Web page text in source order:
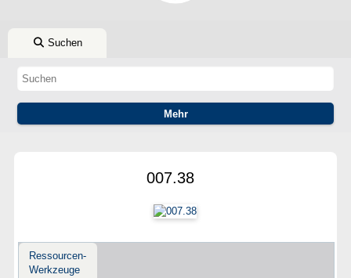
Suchen
007.38
Ressourcen-
Werkzeuge